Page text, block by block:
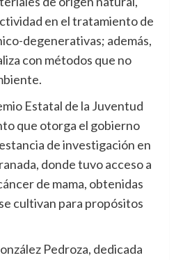
en el tratamiento de
degenerativas; además,
con métodos que no
Estatal de la Juventud
que otorga el gobierno
de investigación en
donde tuvo acceso a
de mama, obtenidas
cultivan para propósitos
Pedroza, dedicada